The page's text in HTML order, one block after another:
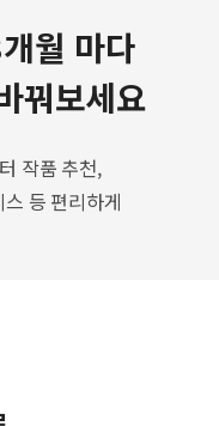
월 마다
꿔보세요
작품 추천,
등 편리하게